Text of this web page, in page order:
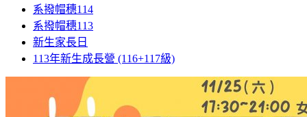
系撥帽穗114
系撥帽穗113
新生家長日
113年新生成長營 (116+117級)